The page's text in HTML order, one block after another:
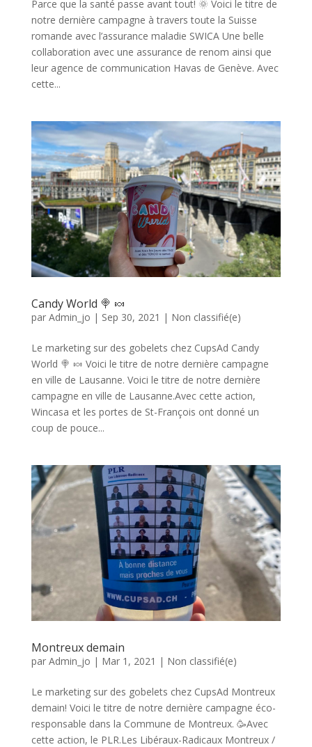
Parce que la santé passe avant tout! 🌞 Voici le titre de
notre dernière campagne à travers toute la Suisse
romande avec l’assurance maladie SWICA Une belle
collaboration avec une assurance de renom ainsi que
leur agence de communication Havas de Genève. Avec
cette...
Candy World 🍭 🍬
par Admin_jo | Sep 30, 2021 | Non classifié(e)
Le marketing sur des gobelets chez CupsAd Candy
World 🍭 🍬 Voici le titre de notre dernière campagne
en ville de Lausanne. Voici le titre de notre dernière
campagne en ville de Lausanne.Avec cette action,
Wincasa et les portes de St-François ont donné un
coup de pouce...
Montreux demain
par Admin_jo | Mar 1, 2021 | Non classifié(e)
Le marketing sur des gobelets chez CupsAd Montreux
demain! Voici le titre de notre dernière campagne éco-
responsable dans la Commune de Montreux. 🥳Avec
cette action, le PLR.Les Libéraux-Radicaux Montreux /